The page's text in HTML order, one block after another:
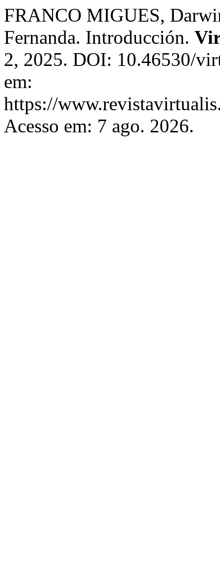
FRANCO MIGUES,
Fernanda. Introducción.
2, 2025. DOI: 10.46530/
em:
https://
Acesso em: 7 ago. 2026.